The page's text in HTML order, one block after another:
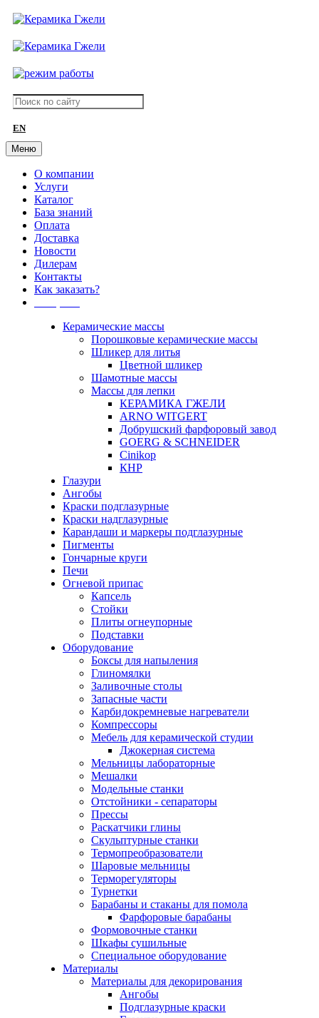
EN
Меню
О компании
Услуги
Каталог
База знаний
Оплата
Доставка
Новости
Дилерам
Контакты
Как заказать?
Керамические массы
Порошковые керамические массы
Шликер для литья
Цветной шликер
Шамотные массы
Массы для лепки
КЕРАМИКА ГЖЕЛИ
ARNO WITGERT
Добрушский фарфоровый завод
GOERG & SCHNEIDER
Cinikop
КНР
Глазури
Ангобы
Краски подглазурные
Краски надглазурные
Карандаши и маркеры подглазурные
Пигменты
Гончарные круги
Печи
Огневой припас
Капсель
Стойки
Плиты огнеупорные
Подставки
Оборудование
Боксы для напыления
Глиномялки
Заливочные столы
Запасные части
Карбидокремневые нагреватели
Компрессоры
Мебель для керамической студии
Джокерная система
Мельницы лабораторные
Мешалки
Модельные станки
Отстойники - сепараторы
Прессы
Раскатчики глины
Скульптурные станки
Термопреобразователи
Шаровые мельницы
Терморегуляторы
Турнетки
Барабаны и стаканы для помола
Фарфоровые барабаны
Формовочные станки
Шкафы сушильные
Специальное оборудование
Материалы
Материалы для декорирования
Ангобы
Подглазурные краски